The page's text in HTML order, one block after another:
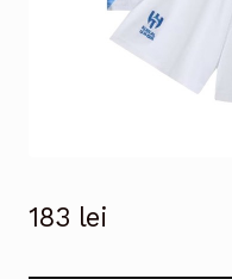
183 lei